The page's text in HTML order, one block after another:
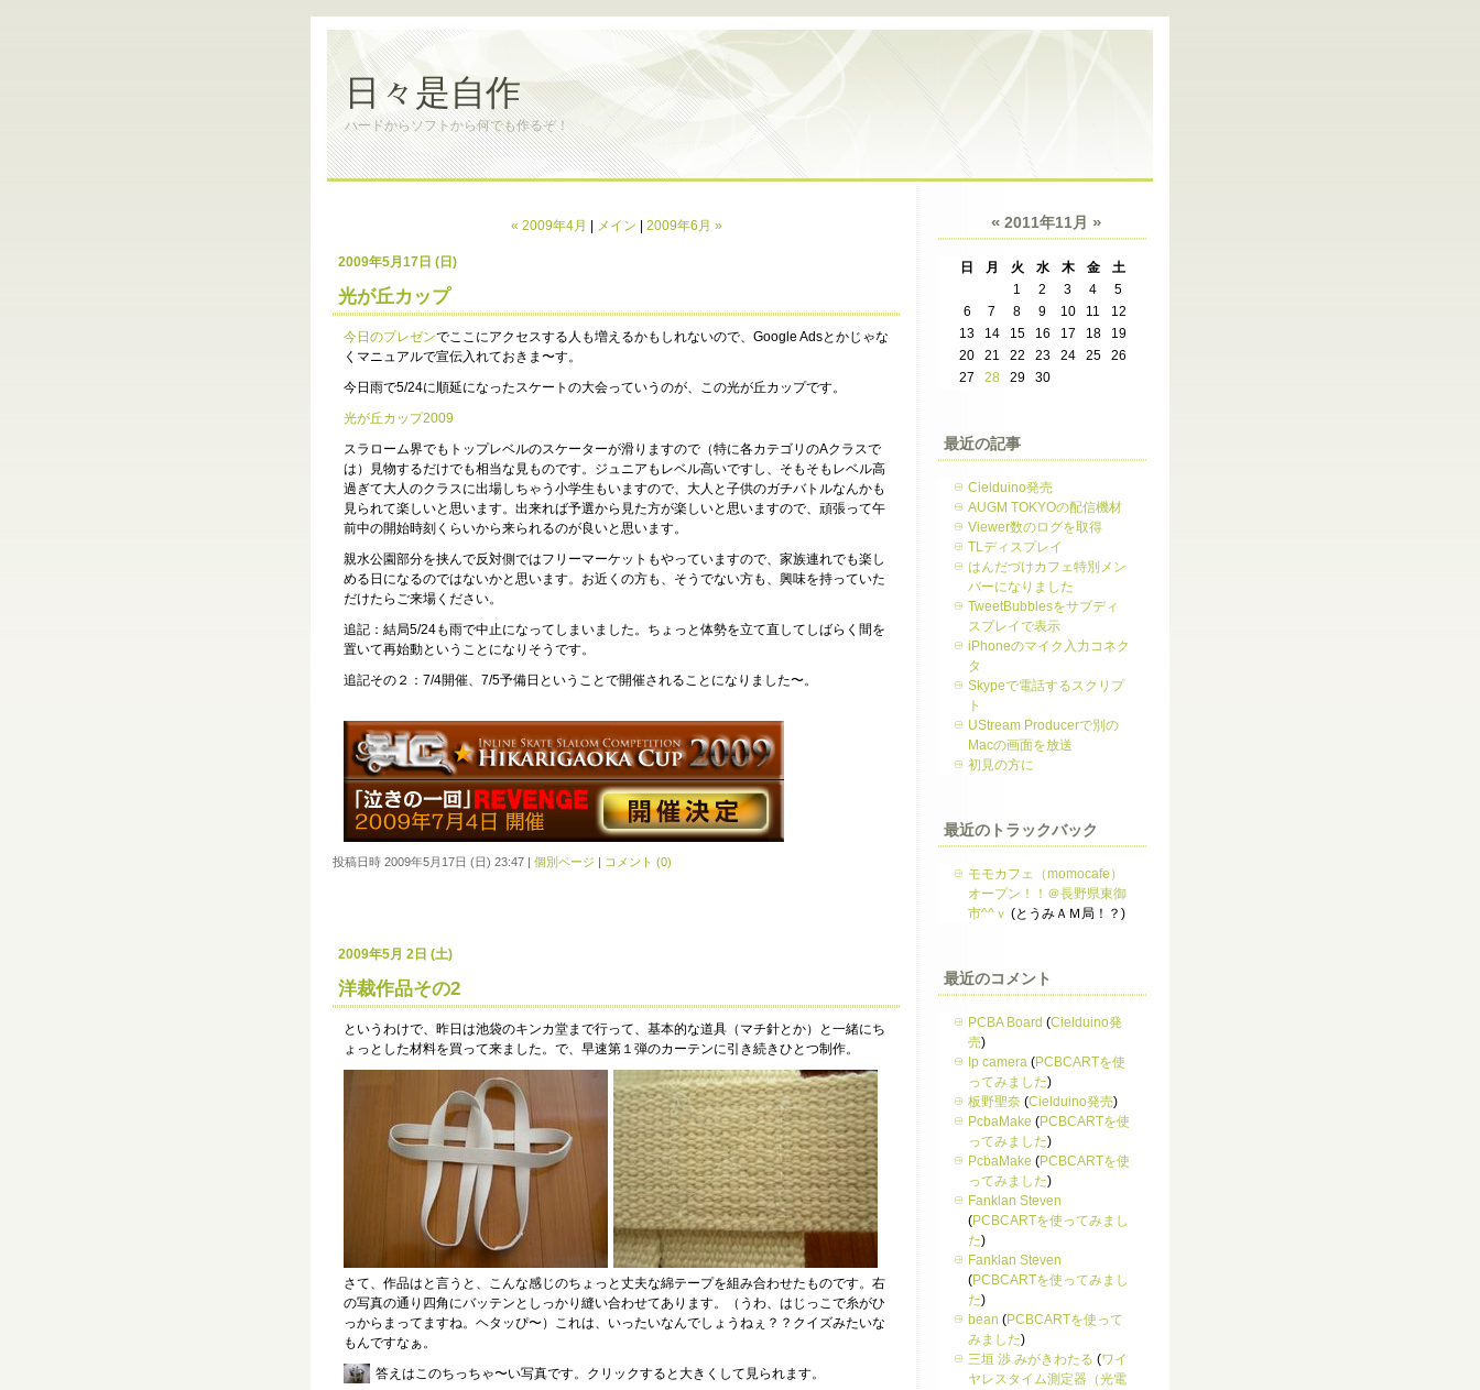
日々是自作
ハードからソフトから何でも作るぞ！
« 2009年4月 メイン 2009年6月 »
2009年5月17日 (日)
光が丘カップ
今日のプレゼンでここにアクセスする人も増えるかもしれないので、Google Adsとかじゃな
くマニュアルで宣伝入れておきま〜す。
今日雨で5/24に順延になったスケートの大会っていうのが、この光が丘カップです。
光が丘カップ2009
スラローム界でもトップレベルのスケーターが滑りますので（特に各カテゴリのAクラスで
は）見物するだけでも相当な見ものです。ジュニアもレベル高いですし、そもそもレベル高
過ぎて大人のクラスに出場しちゃう小学生もいますので、大人と子供のガチバトルなんかも
見られて楽しいと思います。出来れば予選から見た方が楽しいと思いますので、頑張って午
前中の開始時刻くらいから来られるのが良いと思います。
親水公園部分を挟んで反対側ではフリーマーケットもやっていますので、家族連れでも楽し
める日になるのではないかと思います。お近くの方も、そうでない方も、興味を持っていた
だけたらご来場ください。
追記：結局5/24も雨で中止になってしまいました。ちょっと体勢を立て直してしばらく間を
置いて再始動ということになりそうです。
追記その２：7/4開催、7/5予備日ということで開催されることになりました〜。
投稿日時 2009年5月17日 (日) 23:47 | 個別ページ | コメント (0)
2009年5月 2日 (土)
洋裁作品その2
というわけで、昨日は池袋のキンカ堂まで行って、基本的な道具（マチ針とか）と一緒にち
ょっとした材料を買って来ました。で、早速第１弾のカーテンに引き続きひとつ制作。
さて、作品はと言うと、こんな感じのちょっと丈夫な綿テープを組み合わせたものです。右
の写真の通り四角にバッテンとしっかり縫い合わせてあります。（うわ、はじっこで糸がひ
っからまってますね。ヘタッぴ〜）これは、いったいなんでしょうねぇ？？クイズみたいな
もんですなぁ。
答えはこのちっちゃ〜い写真です。クリックすると大きくして見られます。
« 2011年11月 »
日 月 火 水 木 金
土
1
2 3 4
5
6
7 8 9 10 11
12
13
14 15 16 17 18
19
20
21 22 23 24 25
26
27
28 29 30
最近の記事
Cielduino発売
AUGM TOKYOの配信機材
Viewer数のログを取得
TLディスプレイ
はんだづけカフェ特別メン
バーになりました
TweetBubblesをサブディ
スプレイで表示
iPhoneのマイク入力コネク
タ
Skypeで電話するスクリプ
ト
UStream Producerで別の
Macの画面を放送
初見の方に
最近のトラックバック
モモカフェ（momocafe）
オープン！！＠長野県東御
市^^ｖ (とうみＡＭ局！？)
最近のコメント
PCBA Board (Cielduino発
売)
Ip camera (PCBCARTを使
ってみました)
板野聖奈 (Cielduino発売)
PcbaMake (PCBCARTを使
ってみました)
PcbaMake (PCBCARTを使
ってみました)
Fanklan Steven
(PCBCARTを使ってみまし
た)
Fanklan Steven
(PCBCARTを使ってみまし
た)
bean (PCBCARTを使って
みました)
三垣 渉 みがきわたる (ワイ
ヤレスタイム測定器（光電